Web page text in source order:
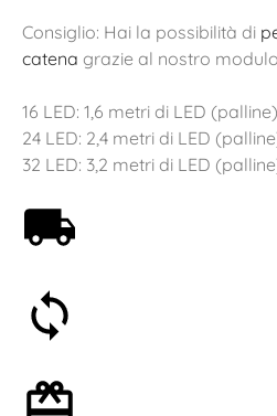
Consiglio: Hai la possibilità di
catena grazie al nostro
16 LED: 1,6 metri di LED
24 LED: 2,4 metri di LED
32 LED: 3,2 metri di LED